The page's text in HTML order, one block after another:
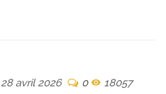
28 avril 2026 0
18057